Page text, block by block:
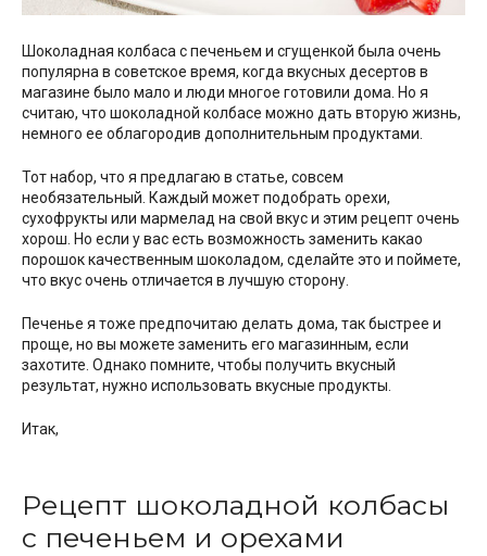
Шоколадная колбаса с печеньем и сгущенкой была очень
популярна в советское время, когда вкусных десертов в
магазине было мало и люди многое готовили дома. Но я
считаю, что шоколадной колбасе можно дать вторую жизнь,
немного ее облагородив дополнительным продуктами.
Тот набор, что я предлагаю в статье, совсем
необязательный. Каждый может подобрать орехи,
сухофрукты или мармелад на свой вкус и этим рецепт очень
хорош. Но если у вас есть возможность заменить какао
порошок качественным шоколадом, сделайте это и поймете,
что вкус очень отличается в лучшую сторону.
Печенье я тоже предпочитаю делать дома, так быстрее и
проще, но вы можете заменить его магазинным, если
захотите. Однако помните, чтобы получить вкусный
результат, нужно использовать вкусные продукты.
Итак,
Рецепт шоколадной колбасы
с печеньем и орехами